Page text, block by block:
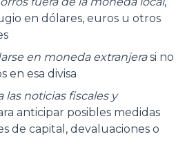
en dólares, euros u otros
en moneda extranjerasi no
en esa divisa
las noticias fiscales y
anticipar posibles medidas
de capital, devaluaciones o